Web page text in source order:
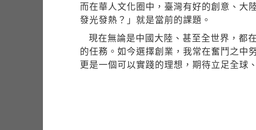
而在華人文化圈中，臺灣有好的創意、大
發光發熱？」就是當前的課題。
現在無論是中國大陸、甚至全世界，都
的任務。如今選擇創業，我常在奮鬥之中
更是一個可以實踐的理想，期待立足全球